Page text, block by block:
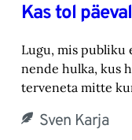
Kas tol
Lugu, mis publiku
nende hulka, kus
terveneta mitte
Sven Karja